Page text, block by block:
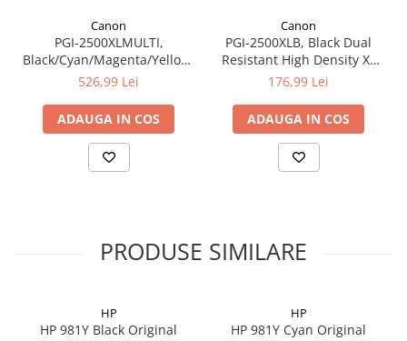
Canon
PGI-2500XLMULTI,
Black/Cyan/Magenta/Yellow,
Maxify iB4050,
526,99 Lei
ADAUGA IN COS
Canon
PGI-2500XLB, Black Dual
Resistant High Density XL
Ink Tank, Maxify iB4050,
176,99 Lei
ADAUGA IN COS
PRODUSE SIMILARE
HP
HP 981Y Black Original
HP
HP 981Y Cyan Original